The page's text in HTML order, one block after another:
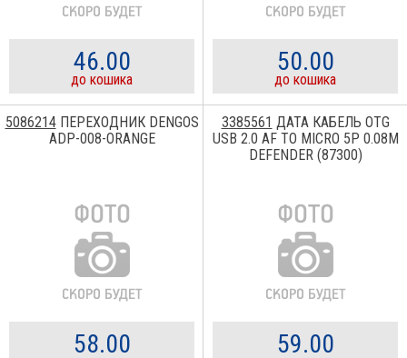
46.00
до кошика
50.00
до кошика
5086214ПЕРЕХОДНИК DENGOS
ADP-008-ORANGE
58.00
3385561 ДАТА КАБЕЛЬ OTG
USB 2.0 AF TO MICRO 5P 0.08M
DEFENDER (87300)
59.00